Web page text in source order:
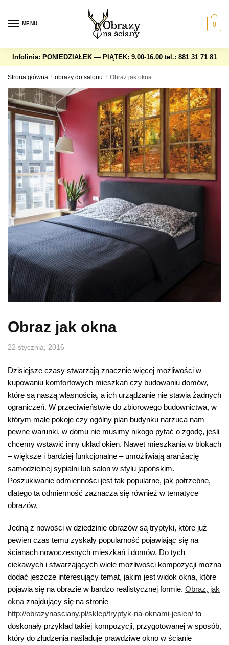
navigation
content
MENU 0
Infolinia: PONIEDZIAŁEK — PIĄTEK: 9.00-16.00 tel.: 881 31 71 81
Strona główna / obrazy do salonu / Obraz jak okna
Obraz jak okna
22 stycznia, 2016
Dzisiejsze czasy stwarzają znacznie więcej możliwości w
kupowaniu komfortowych mieszkań czy budowaniu domów,
które są naszą własnością, a ich urządzanie nie stawia żadnych
ograniczeń. W przeciwieństwie do zbiorowego budownictwa, w
którym małe pokoje czy ogólny plan budynku narzuca nam
pewne warunki, w domu nie musimy nikogo pytać o zgodę, jeśli
chcemy wstawić inny układ okien. Nawet mieszkania w blokach
– większe i bardziej funkcjonalne – umożliwiają aranżację
samodzielnej sypialni lub salon w stylu japońskim.
Poszukiwanie odmienności jest tak popularne, jak potrzebne,
dlatego ta odmienność zaznacza się również w tematyce
obrazów.
Jedną z nowości w dziedzinie obrazów są tryptyki, które już
pewien czas temu zyskały popularność pojawiając się na
ścianach nowoczesnych mieszkań i domów. Do tych
ciekawych i stwarzających wiele możliwości kompozycji można
dodać jeszcze interesujący temat, jakim jest widok okna, które
pojawia się na obrazie w bardzo realistycznej formie. Obraz, jak
okna znajdujący się na stronie
http://obrazynasciany.pl/sklep/tryptyk-na-oknami-jesien/ to
doskonały przykład takiej kompozycji, przygotowanej w sposób,
który do złudzenia naśladuje prawdziwe okno w ścianie